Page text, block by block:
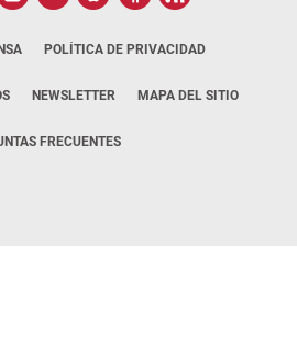
POLÍTICA DE PRIVACIDAD
NEWSLETTER MAPA DEL SITIO
FRECUENTES